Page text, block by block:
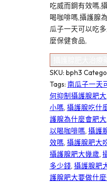
吃威而鋼有效嗎,
喝咖啡嗎,攝護腺
瓜子一天可以吃
麼保健食品,
SKU: bph3
Tags: 南瓜子一天
何抑制攝護腺肥大,
小嗎, 攝護腺吃什
護腺為什麼會肥大,
以喝咖啡嗎, 攝護
效嗎, 攝護腺肥大
攝護腺肥大幾歲,
多少錢, 攝護腺肥
護腺肥大要做什